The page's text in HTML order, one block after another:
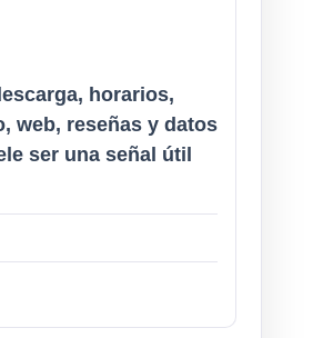
horarios,
web, reseñas y datos
ser una señal útil